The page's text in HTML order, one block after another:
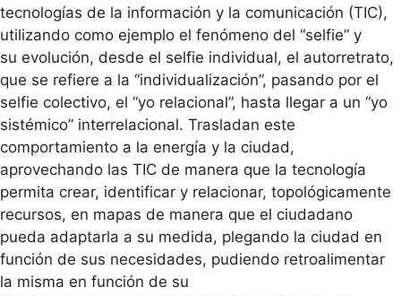
tecnologías de la información y la comunicación (TIC),
utilizando como ejemplo el fenómeno del “selfie” y
su evolución, desde el selfie individual, el autorretrato,
que se refiere a la “individualización”, pasando por el
selfie colectivo, el “yo relacional”, hasta llegar a un “yo
sistémico” interrelacional. Trasladan este
comportamiento a la energía y la ciudad,
aprovechando las TIC de manera que la tecnología
permita crear, identificar y relacionar, topológicamente
recursos, en mapas de manera que el ciudadano
pueda adaptarla a su medida, plegando la ciudad en
función de sus necesidades, pudiendo retroalimentar
la misma en función de su